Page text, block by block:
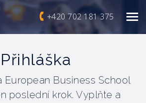
+420 702 181 375
Přihláška
European Business School
poslední krok. Vyplňte a